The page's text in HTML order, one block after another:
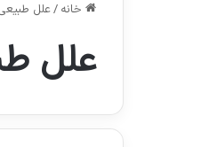
خانه /علل
علل